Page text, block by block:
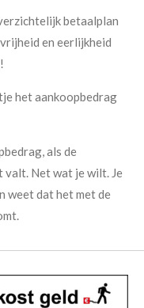
betaalplan
en eerlijkheid
het aankoopbedrag
als de
Net wat je wilt. Je
weet dat het met de